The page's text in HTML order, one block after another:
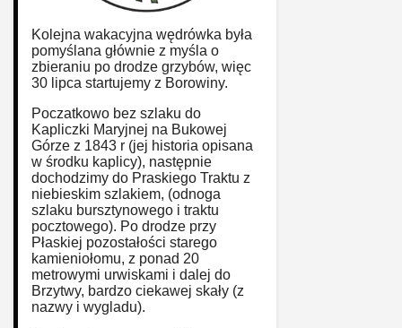
Kolejna wakacyjna wędrówka była
pomyślana głównie z myśla o
zbieraniu po drodze grzybów, więc
30 lipca startujemy z Borowiny.
Poczatkowo bez szlaku do
Kapliczki Maryjnej na Bukowej
Górze z 1843 r (jej historia opisana
w środku kaplicy), następnie
dochodzimy do Praskiego Traktu z
niebieskim szlakiem, (odnoga
szlaku bursztynowego i traktu
pocztowego). Po drodze przy
Płaskiej pozostałości starego
kamieniołomu, z ponad 20
metrowymi urwiskami i dalej do
Brzytwy, bardzo ciekawej skały (z
nazwy i wygladu).